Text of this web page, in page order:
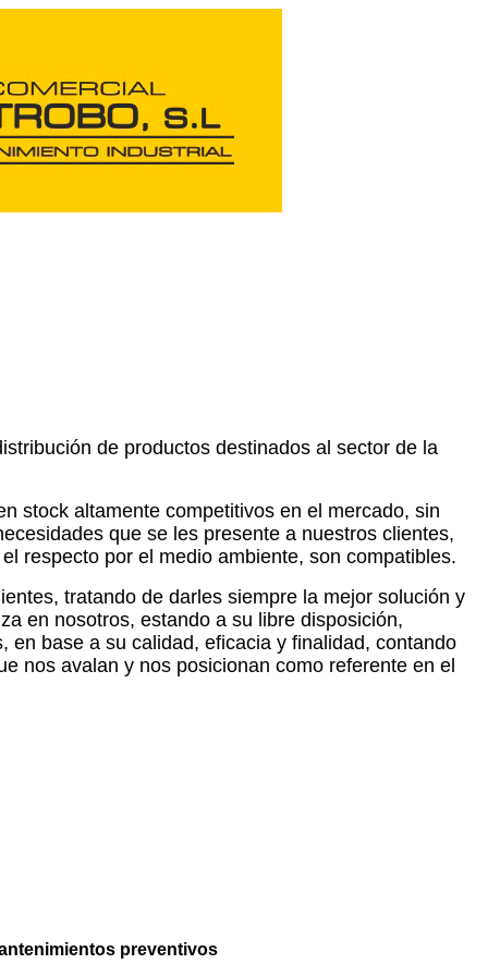
de productos destinados al sector de la
stock altamente competitivos en el mercado, sin
que se les presente a nuestros clientes,
respecto por el medio ambiente, son compatibles.
tratando de darles siempre la mejor solución y
en nosotros, estando a su libre disposición,
en base a su calidad, eficacia y finalidad, contando
nos avalan y nos posicionan como referente en el
preventivos